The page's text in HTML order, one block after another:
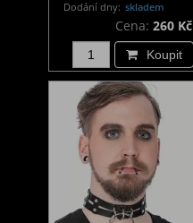
Dodání dny: skladem
Cena: 260 Kč
Koupit